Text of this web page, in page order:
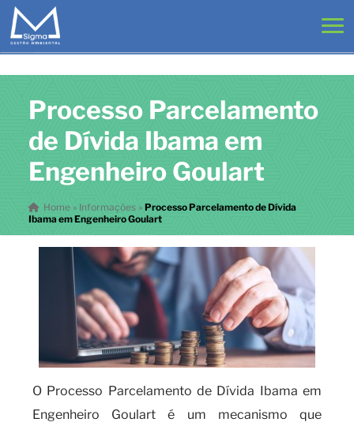
Processo Parcelamento
de Dívida Ibama em
Engenheiro Goulart
Home» Informações » Processo Parcelamento de Dívida
Ibama em Engenheiro Goulart
O Processo Parcelamento de Dívida Ibama em
Engenheiro Goulart é um mecanismo que